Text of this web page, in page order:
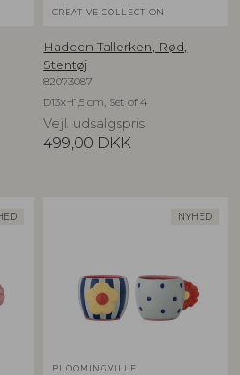
CREATIVE COLLECTION
Hadden Tallerken, Rød,
Stentøj
82073087
D13xH1,5 cm, Set of 4
Vejl. udsalgspris
499,00 DKK
NYHED
BLOOMINGVILLE